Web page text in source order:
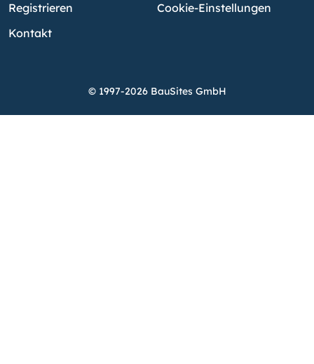
Registrieren
Kontakt
Cookie-Einstellungen
© 1997-2026 BauSites GmbH